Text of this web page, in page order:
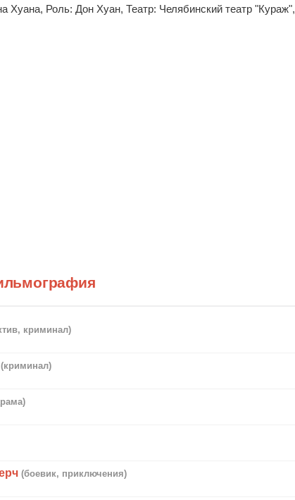
Хуана, Роль: Дон Хуан, Театр: Челябинский театр "Кураж",
криминал)
(криминал)
(боевик, приключения)